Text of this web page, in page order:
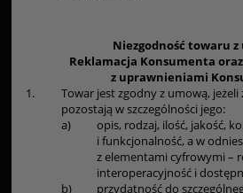
Niezgodność towaru z
Reklamacja Konsumenta
z uprawnieniami
1.
Towar jest zgodny z umową,
pozostają w szczególności jego:
a)
opis, rodzaj, ilość, jakość,
i funkcjonalność, a w
z elementami cyfrowymi –
interoperacyjność i
b)
przydatność do